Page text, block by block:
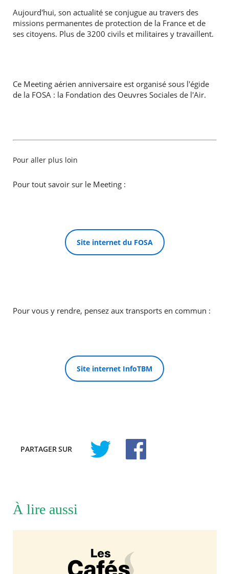
Aujourd'hui, son actualité se conjugue au travers des
missions permanentes de protection de la France et de
ses citoyens. Plus de 3200 civils et militaires y travaillent.
Ce Meeting aérien anniversaire est organisé sous l'égide
de la FOSA : la Fondation des Oeuvres Sociales de l'Air.
Pour aller plus loin
Pour tout savoir sur le Meeting :
Site internet du FOSA
Pour vous y rendre, pensez aux transports en commun :
Site internet InfoTBM
PARTAGERSUR
À lire aussi